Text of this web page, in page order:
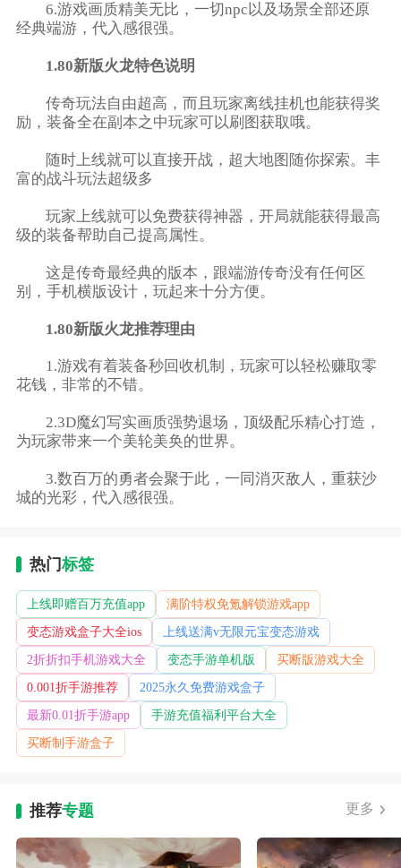
6.游戏画质精美无比，一切npc以及场景全部还原
经典端游，代入感很强。
1.80新版火龙特色说明
传奇玩法自由超高，而且玩家离线挂机也能获得奖
励，装备全在副本之中玩家可以刷图获取哦。
随时上线就可以直接开战，超大地图随你探索。丰
富的战斗玩法超级多
玩家上线就可以免费获得神器，开局就能获得最高
级的装备帮助自己提高属性。
这是传奇最经典的版本，跟端游传奇没有任何区
别，手机横版设计，玩起来十分方便。
1.80新版火龙推荐理由
1.游戏有着装备秒回收机制，玩家可以轻松赚取零
花钱，非常的不错。
2.3D魔幻写实画质强势退场，顶级配乐精心打造，
为玩家带来一个美轮美奂的世界。
3.数百万的勇者会聚于此，一同消灭敌人，重获沙
城的光彩，代入感很强。
热门标签
上线即赠百万充值app
满阶特权免氪解锁游戏app
变态游戏盒子大全ios
上线送满v无限元宝变态游戏
2折折扣手机游戏大全
变态手游单机版
买断版游戏大全
0.001折手游推荐
2025永久免费游戏盒子
最新0.01折手游app
手游充值福利平台大全
买断制手游盒子
推荐专题 更多